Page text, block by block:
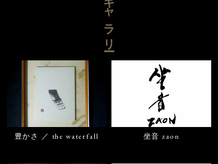
ギャラリー
豊かさ ／ the waterfall 坐音 zaon